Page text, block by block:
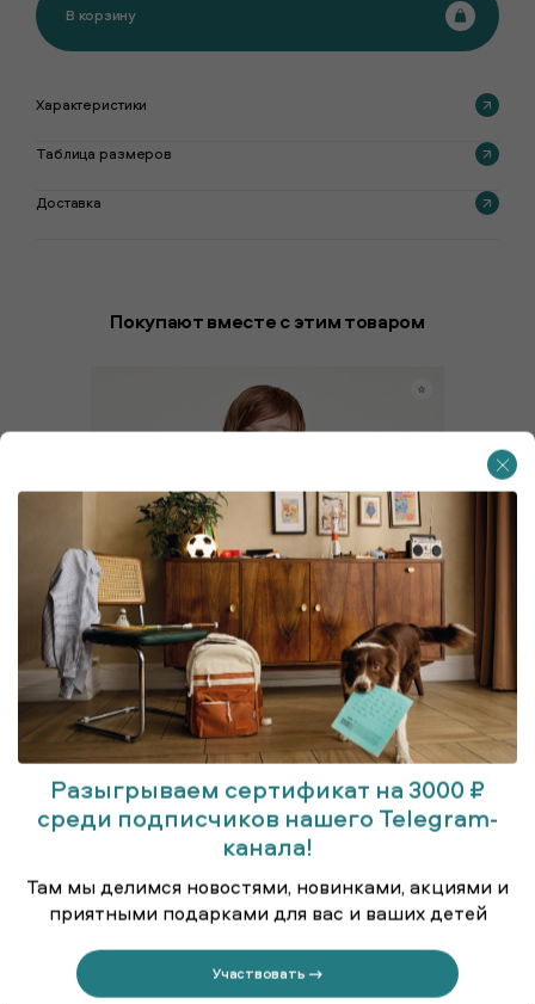
В корзину
Характеристики
Таблица размеров
Доставка
Покупают вместе с этим товаром
Куртка удлинённая (парка)
Разыгрываем сертификат на 3000 ₽
среди подписчиков нашего Telegram-
канала!
Там мы делимся новостями, новинками, акциями и
приятными подарками для вас и ваших детей
Участвовать →